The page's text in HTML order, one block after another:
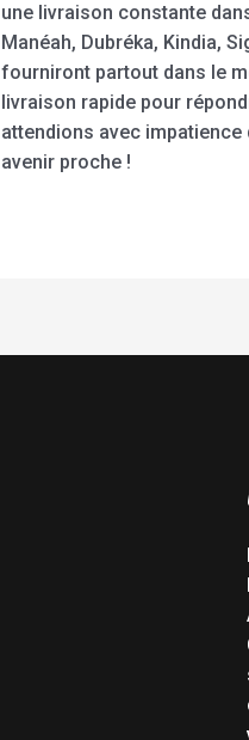
une livraison constante
Manéah, Dubréka, Kindia,
fourniront partout dans le
livraison rapide pour
attendions avec impatience
avenir proche !